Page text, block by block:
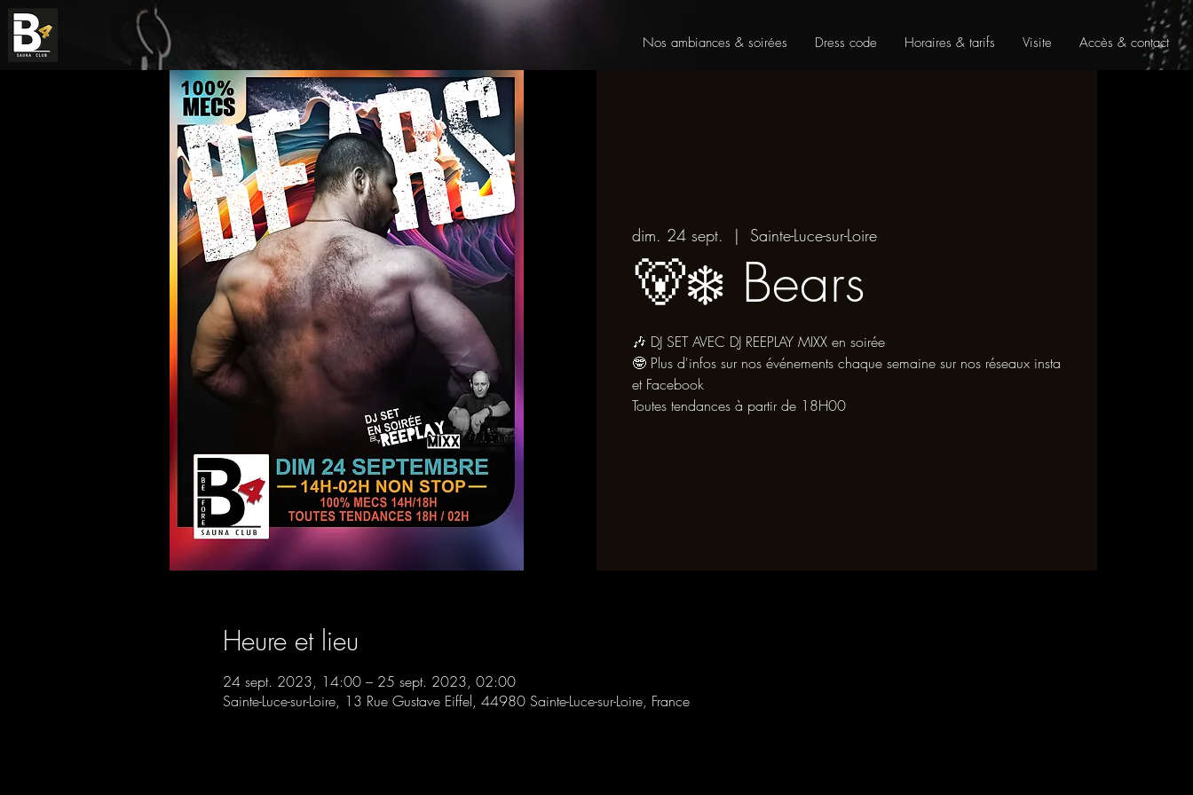
Nos ambiances & soirées Dress code Horaires & tarifs Visite Accès & contact
dim. 24 sept.
  |
Sainte-Luce-sur-Loire
🐻‍❄️ Bears
🎶 DJ SET AVEC DJ REEPLAY MIXX en soirée
🤓 Plus d'infos sur nos événements chaque semaine sur nos réseaux insta
et Facebook
Toutes tendances à partir de 18H00
Heure et lieu
24 sept. 2023, 14:00 – 25 sept. 2023, 02:00
Sainte-Luce-sur-Loire, 13 Rue Gustave Eiffel, 44980 Sainte-Luce-sur-Loire, France